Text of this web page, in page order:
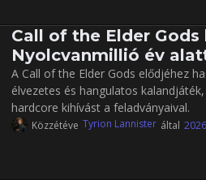
Call of the Elder
Nyolcvanmillió év
A Call of the Elder Gods elődjéhez
élvezetes és hangulatos
hardcore kihívást a feladványaival.
Közzétéve Tyrion Lannister által